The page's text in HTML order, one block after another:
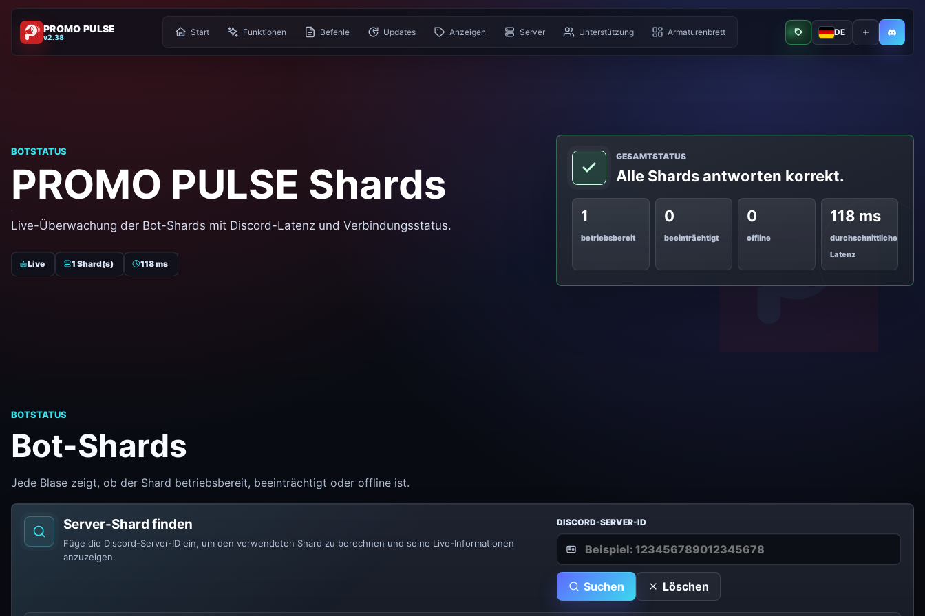
PROMO PULSE
v2.38 Start Funktionen Befehle Updates Anzeigen Server Unterstützung Armaturenbrett Bot onlineDE Bot hinzufügen
BOTSTATUS
PROMO PULSE Shards
Live-Überwachung der Bot-Shards mit Discord-Latenz und Verbindungsstatus.
Live 1 Shard(s) 118 ms
GESAMTSTATUS
Alle Shards antworten korrekt.
1
betriebsbereit
0
beeinträchtigt
0
offline
118 ms
durchschnittliche
Latenz
BOTSTATUS
Bot-Shards
Jede Blase zeigt, ob der Shard betriebsbereit, beeinträchtigt oder offline ist.
Server-Shard finden
Füge die Discord-Server-ID ein, um den verwendeten Shard zu berechnen und seine Live-Informationen
anzuzeigen.
DISCORD-SERVER-ID
Suchen Löschen